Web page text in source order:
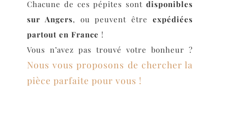
Chacune de ces pépites sont disponibles
sur Angers, ou peuvent êtreexpédiées
partout en France !
Vous n’avez pas trouvé votre bonheur ?
Nous vous proposons de chercher la
pièce parfaite pour vous !